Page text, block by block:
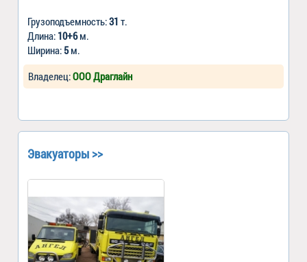
Грузоподъемность:31 т.
Длина: 10+6м.
Ширина: 5м.
Владелец:ООО Драглайн
Эвакуаторы >>